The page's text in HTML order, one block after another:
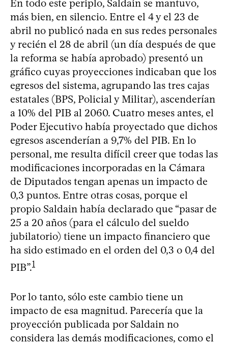
En todo este periplo, Saldain se mantuvo,
más bien, en silencio. Entre el 4 y el 23 de
abril no publicó nada en sus redes personales
y recién el 28 de abril (un día después de que
la reforma se había aprobado) presentó un
gráfico cuyas proyecciones indicaban que los
egresos del sistema, agrupando las tres cajas
estatales (BPS, Policial y Militar), ascenderían
a 10% del PIB al 2060. Cuatro meses antes, el
Poder Ejecutivo había proyectado que dichos
egresos ascenderían a 9,7% del PIB. En lo
personal, me resulta difícil creer que todas las
modificaciones incorporadas en la Cámara
de Diputados tengan apenas un impacto de
0,3 puntos. Entre otras cosas, porque el
propio Saldain había declarado que “pasar de
25 a 20 años (para el cálculo del sueldo
jubilatorio) tiene un impacto financiero que
ha sido estimado en el orden del 0,3 o 0,4 del
PIB”.1
Por lo tanto, sólo este cambio tiene un
impacto de esa magnitud. Parecería que la
proyección publicada por Saldain no
considera las demás modificaciones, como el